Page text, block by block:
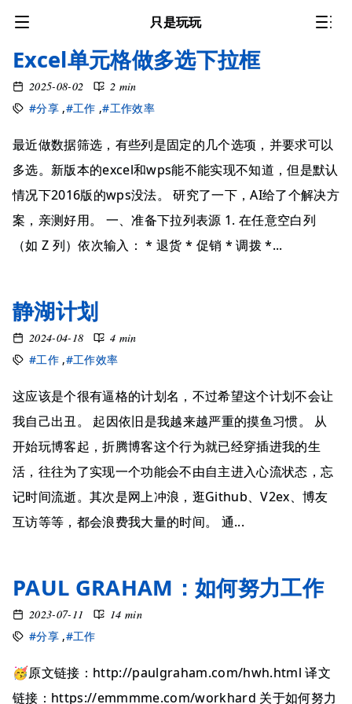
只是玩玩
Excel单元格做多选下拉框
2025-08-02
2 min
#分享 ,#工作 ,#工作效率
最近做数据筛选，有些列是固定的几个选项，并要求可以
多选。新版本的excel和wps能不能实现不知道，但是默认
情况下2016版的wps没法。 研究了一下，AI给了个解决方
案，亲测好用。 一、准备下拉列表源 1. 在任意空白列
（如 Z 列）依次输入： * 退货 * 促销 * 调拨 *...
静湖计划
2024-04-18
4 min
#工作 ,#工作效率
这应该是个很有逼格的计划名，不过希望这个计划不会让
我自己出丑。 起因依旧是我越来越严重的摸鱼习惯。 从
开始玩博客起，折腾博客这个行为就已经穿插进我的生
活，往往为了实现一个功能会不由自主进入心流状态，忘
记时间流逝。其次是网上冲浪，逛Github、V2ex、博友
互访等等，都会浪费我大量的时间。 通...
PAUL GRAHAM：如何努力工作
2023-07-11
14 min
#分享 ,#工作
🥳原文链接：http://paulgraham.com/hwh.html 译文
链接：https://emmmme.com/workhard 关于如何努力